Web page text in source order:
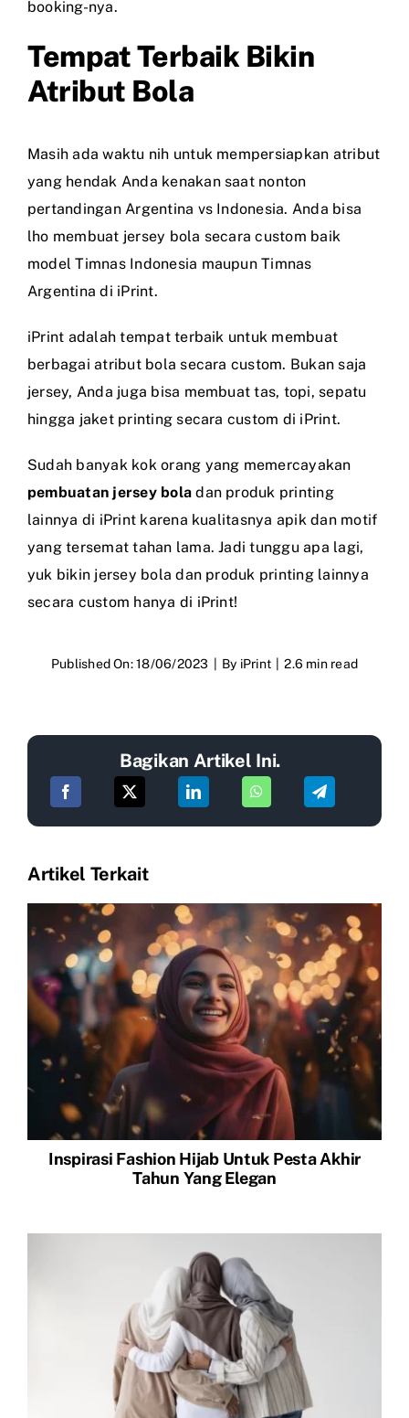
booking-nya.
Tempat Terbaik Bikin
Atribut Bola
Masih ada waktu nih untuk mempersiapkan atribut
yang hendak Anda kenakan saat nonton
pertandingan Argentina vs Indonesia. Anda bisa
lho membuat jersey bola secara custom baik
model Timnas Indonesia maupun Timnas
Argentina di iPrint.
iPrint adalah tempat terbaik untuk membuat
berbagai atribut bola secara custom. Bukan saja
jersey, Anda juga bisa membuat tas, topi, sepatu
hingga jaket printing secara custom di iPrint.
Sudah banyak kok orang yang memercayakan
pembuatan jersey bola dan produk printing
lainnya di iPrint karena kualitasnya apik dan motif
yang tersemat tahan lama. Jadi tunggu apa lagi,
yuk bikin jersey bola dan produk printing lainnya
secara custom hanya di iPrint!
Published On: 18/06/2023 By iPrint 2.6 min read
Bagikan Artikel Ini.
Artikel Terkait
Inspirasi Fashion Hijab Untuk Pesta Akhir
Tahun Yang Elegan